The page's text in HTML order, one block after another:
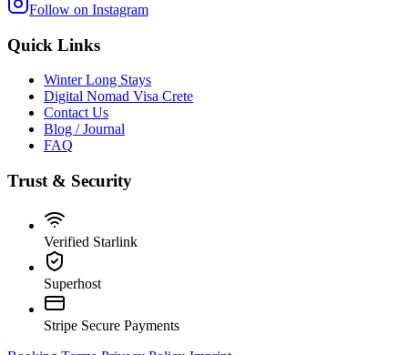
Follow on Instagram
Quick Links
Winter Long Stays
Digital Nomad Visa Crete
Contact Us
Blog / Journal
FAQ
Trust & Security
Verified Starlink
Superhost
Stripe Secure Payments